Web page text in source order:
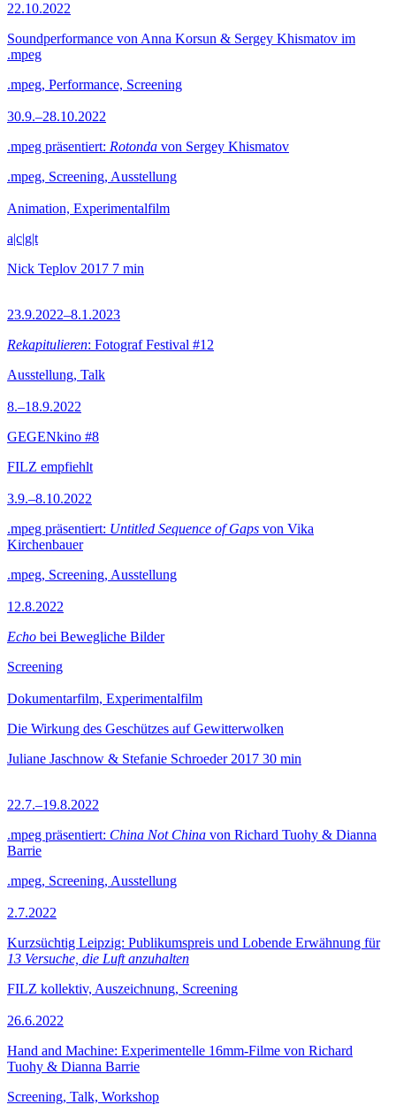
22.10.2022
Soundperformance von Anna Korsun & Sergey Khismatov im
.mpeg
.mpeg, Performance, Screening
30.9.–28.10.2022
.mpeg präsentiert: Rotonda von Sergey Khismatov
.mpeg, Screening, Ausstellung
Animation, Experimentalfilm
a|c|g|t
Nick Teplov 2017 7 min
23.9.2022–8.1.2023
Rekapitulieren: Fotograf Festival #12
Ausstellung, Talk
8.–18.9.2022
GEGENkino #8
FILZ empfiehlt
3.9.–8.10.2022
.mpeg präsentiert: Untitled Sequence of Gaps von Vika
Kirchenbauer
.mpeg, Screening, Ausstellung
12.8.2022
Echo bei Bewegliche Bilder
Screening
Dokumentarfilm, Experimentalfilm
Die Wirkung des Geschützes auf Gewitterwolken
Juliane Jaschnow & Stefanie Schroeder 2017 30 min
22.7.–19.8.2022
.mpeg präsentiert: China Not China von Richard Tuohy & Dianna
Barrie
.mpeg, Screening, Ausstellung
2.7.2022
Kurzsüchtig Leipzig: Publikumspreis und Lobende Erwähnung für
13 Versuche, die Luft anzuhalten
FILZ kollektiv, Auszeichnung, Screening
26.6.2022
Hand and Machine: Experimentelle 16mm-Filme von Richard
Tuohy & Dianna Barrie
Screening, Talk, Workshop